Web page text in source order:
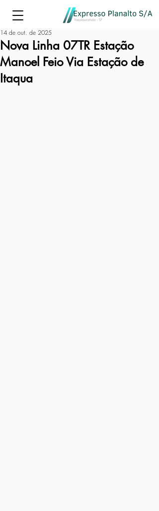
Nova Linha 07TR Estação
Manoel Feio Via Estação de
Itaqua
14 de out. de 2025